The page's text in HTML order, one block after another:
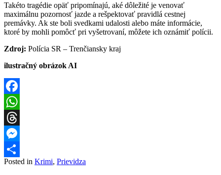
Takéto tragédie opäť pripomínajú, aké dôležité je venovať
maximálnu pozornosť jazde a rešpektovať pravidlá cestnej
premávky. Ak ste boli svedkami udalosti alebo máte informácie,
ktoré by mohli pomôcť pri vyšetrovaní, môžete ich oznámiť polícii.
Zdroj: Polícia SR – Trenčiansky kraj
ilustračný obrázok AI
Facebook
WhatsApp
Threads
Messenger
Share
Posted in Krimi, Prievidza